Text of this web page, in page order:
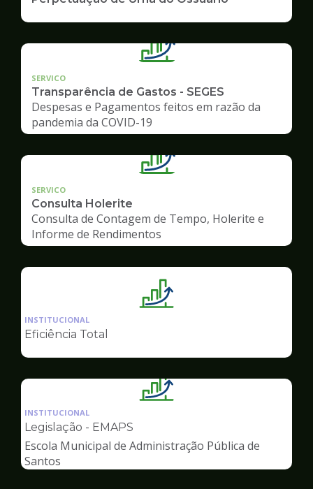
SERVICO
Transparência de Gastos - SEGES
Despesas e Pagamentos feitos em razão da
pandemia da COVID-19
SERVICO
Consulta Holerite
Consulta de Contagem de Tempo, Holerite e
Informe de Rendimentos
Ilustração
Gestão
INSTITUCIONAL
Eficiência Total
Ilustração
de
Gestão
INSTITUCIONAL
Legislação - EMAPS
Escola Municipal de Administração Pública de
Santos